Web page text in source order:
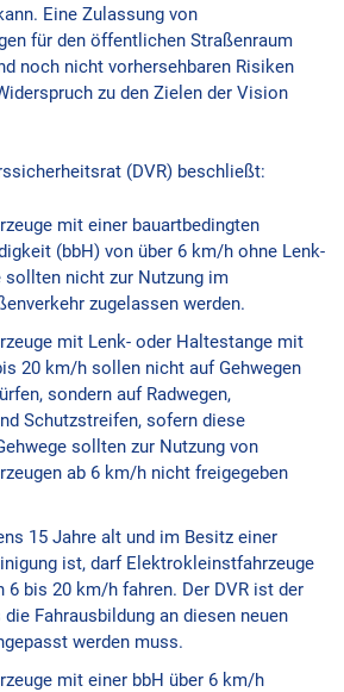
Eine Zulassung von
für den öffentlichen Straßenraum
noch nicht vorhersehbaren Risiken
zu den Zielen der Vision
(DVR) beschließt:
mit einer bauartbedingten
(bbH) von über 6 km/h ohne Lenk-
sollten nicht zur Nutzung im
zugelassen werden.
mit Lenk- oder Haltestange mit
20 km/h sollen nicht auf Gehwegen
sondern auf Radwegen,
Schutzstreifen, sofern diese
sollten zur Nutzung von
ab 6 km/h nicht freigegeben
15 Jahre alt und im Besitz einer
ist, darf Elektrokleinstfahrzeuge
6 bis 20 km/h fahren. Der DVR ist der
Fahrausbildung an diesen neuen
werden muss.
mit einer bbH über 6 km/h